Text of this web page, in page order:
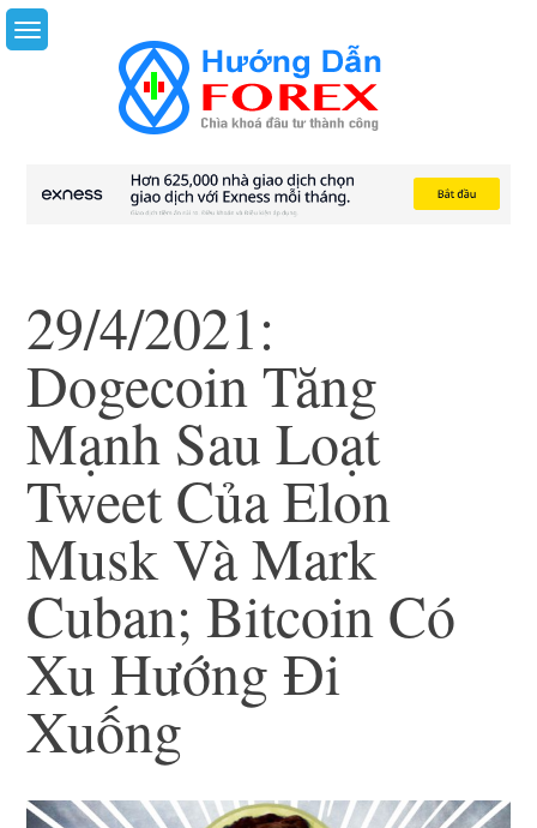
Skip
to
29/4/2021:
Dogecoin Tăng
Mạnh Sau Loạt
Tweet Của Elon
Musk Và Mark
Cuban; Bitcoin Có
Xu Hướng Đi
Xuống